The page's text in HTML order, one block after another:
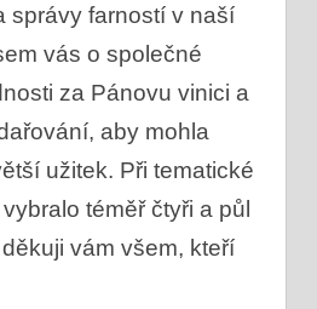
správy farností v naší
vás o společné
za Pánovu vinici a
aby mohla
užitek. Při tematické
téměř čtyři a půl
vám všem, kteří